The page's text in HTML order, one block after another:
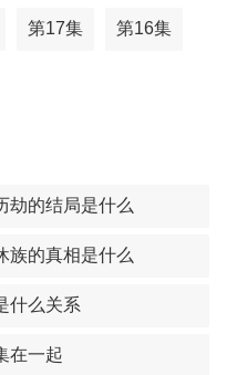
第17集 第16集
劫的结局是什么
族的真相是什么
什么关系
在一起